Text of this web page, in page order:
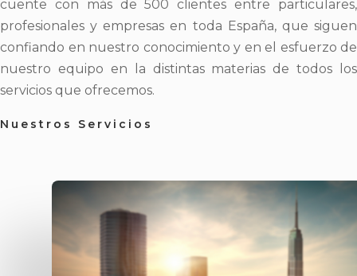
cuente con más de 500 clientes entre particulares,
profesionales y empresas en toda España, que siguen
confiando en nuestro conocimiento y en el esfuerzo de
nuestro equipo en la distintas materias de todos los
servicios que ofrecemos.
Nuestros Servicios